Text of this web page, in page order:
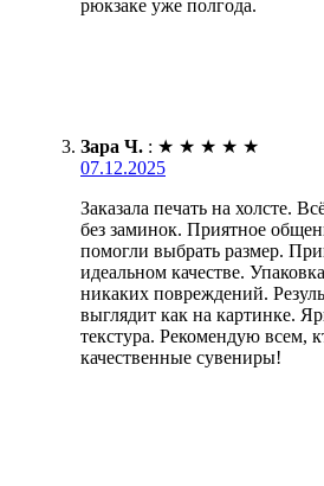
рюкзаке уже полгода.
Зара Ч. : ★ ★ ★ ★ ★
07.12.2025
Заказала печать на холсте.
без заминок. Приятное
помогли выбрать размер.
идеальном качестве.
никаких повреждений.
выглядит как на картинке.
текстура. Рекомендую всем,
качественные сувениры!